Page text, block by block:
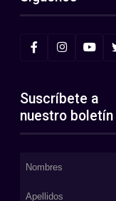
Suscríbete a
nuestro boletín